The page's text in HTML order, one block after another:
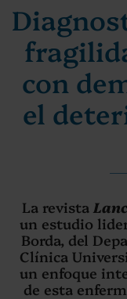
con
el
La revista
un estudio
Borda, del
Clínica
un enfoque
de esta